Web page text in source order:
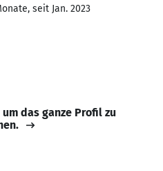
seit Jan. 2023
das ganze Profil zu